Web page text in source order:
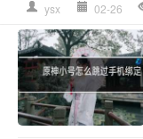
ysx 02-26